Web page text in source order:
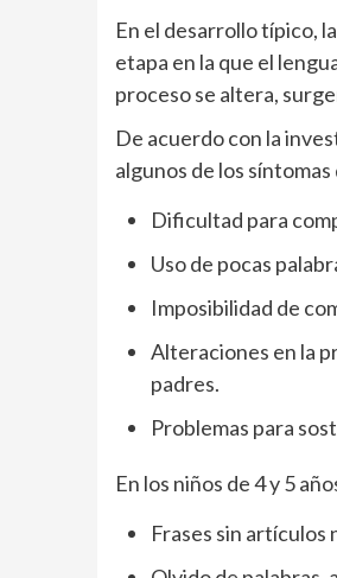
En el desarrollo típico,
etapa en la que el
proceso se altera,
De acuerdo con la
algunos de los
Dificultad para
Uso de pocas
Imposibilidad de
Alteraciones en la
padres.
Problemas para
En los niños de 4 y 5
Frases sin artículos